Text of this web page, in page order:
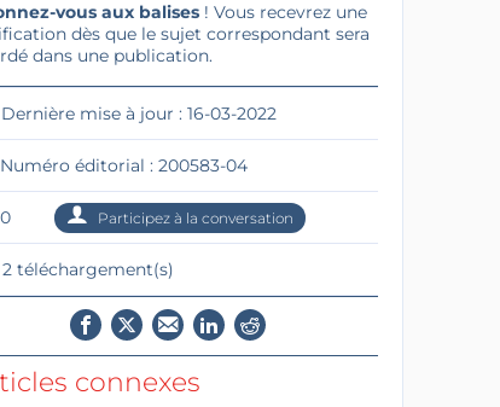
vous aux balises! Vous recevrez une
dès que le sujet correspondant sera
dans une publication.
Dernière mise à jour : 16-03-2022
Numéro éditorial : 200583-04
0 Participez à la conversation
2 téléchargement(s)
connexes